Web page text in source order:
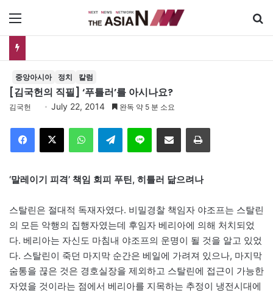
중앙아시아 정치 칼럼
[김국헌의 직필] ‘푸틀러’를 아시나요?
김국헌 July 22, 2014 완독 약 5 분 소요
Telegram 이메일
‘말레이기 피격’ 책임 회피 푸틴, 히틀러 닮으려나
스탈린은 절대적 독재자였다. 비밀경찰 책임자 야조프는 스탈린
의 모든 악행의 집행자였는데 후임자 베리아에 의해 처치되었
다. 베리아는 자신도 마침내 야조프의 운명이 될 것을 알고 있었
다. 스탈린이 죽던 마지막 순간은 베일에 가려져 있으나, 마지막
숨통을 끊은 것은 경호실장을 제외하고 스탈린에 접근이 가능한
자였을 것이라는 점에서 베리아를 지목하는 추정이 냉전시대에